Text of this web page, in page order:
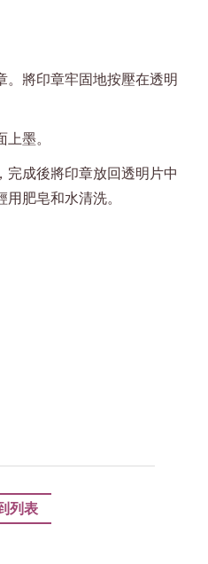
。將印章牢固地按壓在透明
墨。
完成後將印章放回透明片中
肥皂和水清洗。
列表